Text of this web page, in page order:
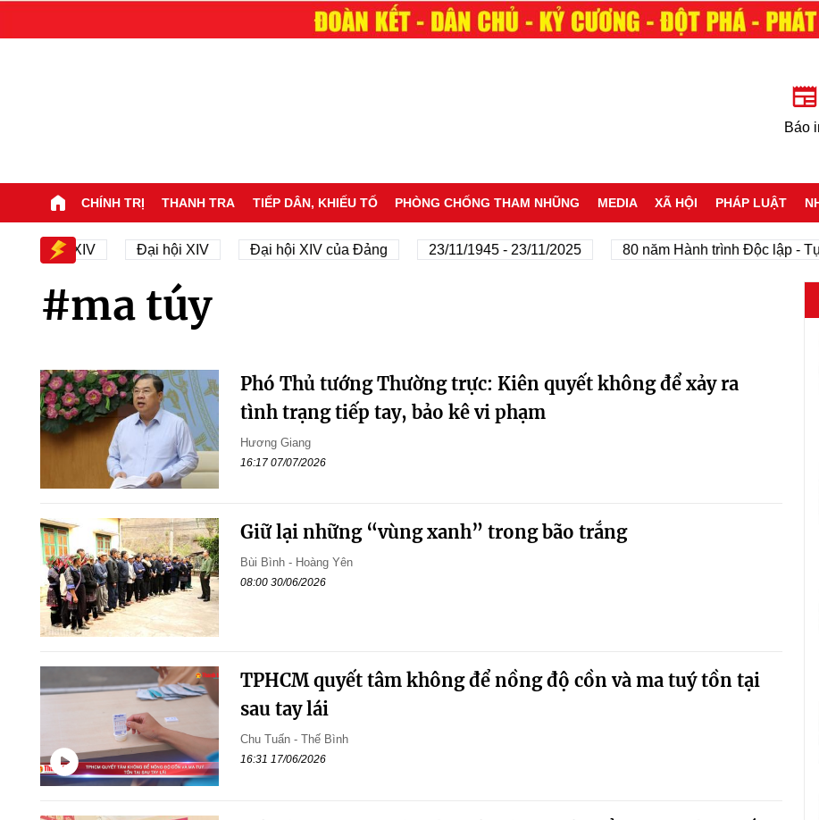
Báo
CHÍNH TRỊ THANH TRA TIẾP DÂN, KHIẾU TỐ PHÒNG CHỐNG THAM NHŨNG MEDIA XÃ HỘI PHÁP LUẬT
hội XIV Đại hội XIV Đại hội XIV của Đảng 23/11/1945 - 23/11/2025 80 năm Hành trình Độc lập - Tự do
#ma túy
Phó Thủ tướng Thường trực: Kiên quyết không để xảy ra
tình trạng tiếp tay, bảo kê vi phạm
Hương Giang
16:17 07/07/2026
Giữ lại những “vùng xanh” trong bão trắng
Bùi Bình - Hoàng Yên
08:00 30/06/2026
TPHCM quyết tâm không để nồng độ cồn và ma tuý tồn tại
sau tay lái
Chu Tuấn - Thế Bình
16:31 17/06/2026